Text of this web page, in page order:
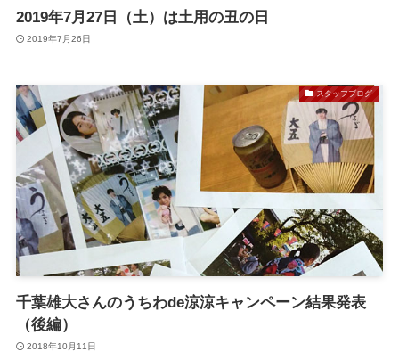
2019年7月27日（土）は土用の丑の日
2019年7月26日
スタッフブログ
千葉雄大さんのうちわde涼涼キャンペーン結果発表
（後編）
2018年10月11日